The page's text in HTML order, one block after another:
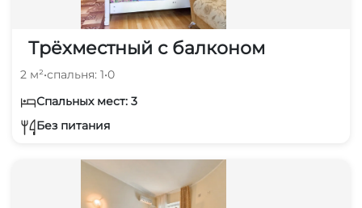
Трёхместный с балконом
2 м²•спальня: 1•0
Спальных мест: 3
Без питания